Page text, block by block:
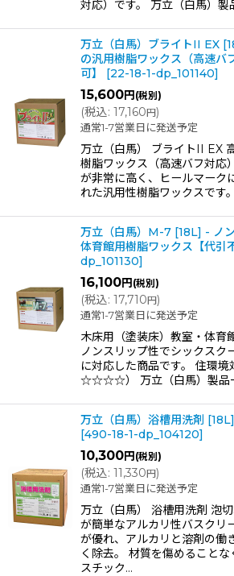
対応）です。 万立（白馬）製
万立（白馬）ブライトII EX
の汎用樹脂ワックス（高速バ
可】
[22-18-1-dp_101140]
15,600円 (税別)
(税込: 17,160円)
通常1-7営業日に発送予定
万立（白馬） ブライトII EX
樹脂ワックス（高速バフ対応
が非常に高く、ヒールマーク
れた汎用性樹脂ワックスです
万立（白馬）M-7 [18L] - ノ
体育館用樹脂ワックス【代引
dp_101130]
16,100円 (税別)
(税込: 17,710円)
通常1-7営業日に発送予定
木床用（塗装床）教室・体育
ノンスリップ性でシックスク
に対応した商品です。 住環境
☆☆☆☆） 万立（白馬）製品
万立（白馬）浴槽用洗剤 [18L]
[490-18-1-dp_104120]
10,300円 (税別)
(税込: 11,330円)
通常1-7営業日に発送予定
万立（白馬） 浴槽用洗剤 泡
が簡単なアルカリ性バスクリ
が優れ、アルカリと溶剤の働
く除去。 材質を傷めること
スチック…